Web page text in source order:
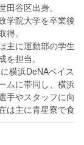
田谷区出身。
学院大学を卒業後
得。
主に運動部の学生
を担当。
横浜DeNAベイス
ムに帯同し、横浜
手やスタッフに向
は主に青星寮で食